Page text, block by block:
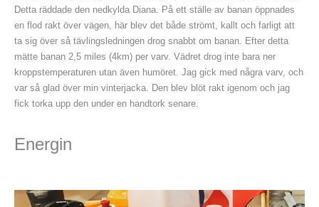
Detta räddade den nedkylda Diana. På ett ställe av banan öppnades
en flod rakt över vägen, här blev det både strömt, kallt och farligt att
ta sig över så tävlingsledningen drog snabbt om banan. Efter detta
mätte banan 2,5 miles (4km) per varv. Vädret drog inte bara ner
kroppstemperaturen utan även humöret. Jag gick med några varv, och
var så glad över min vinterjacka. Den blev blöt rakt igenom och jag
fick torka upp den under en handtork senare.
Energin